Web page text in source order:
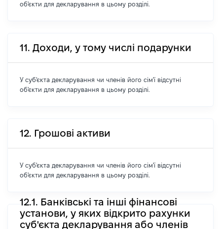
об'єкти для декларування в цьому розділі.
11. Доходи, у тому числі подарунки
У суб'єкта декларування чи членів його сім'ї відсутні
об'єкти для декларування в цьому розділі.
12. Грошові активи
У суб'єкта декларування чи членів його сім'ї відсутні
об'єкти для декларування в цьому розділі.
12.1. Банківські та інші фінансові
установи, у яких відкрито рахунки
суб'єкта декларування або членів